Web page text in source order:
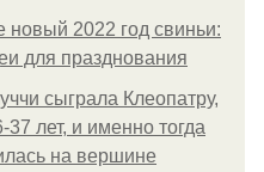
новый 2022 год свиньи:
для празднования
сыграла Клеопатру,
лет, и именно тогда
на вершине